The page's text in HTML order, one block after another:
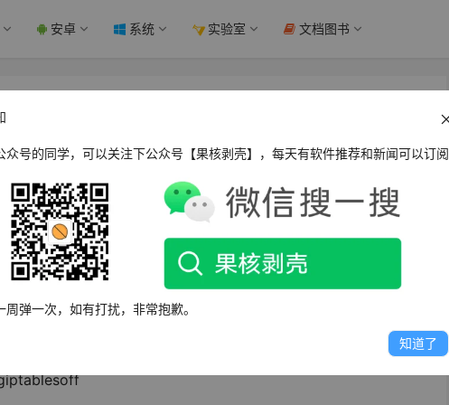
安卓 系统 实验室 文档图书
启动windows系统服务） - 果核剥壳
关闭命令:./nginx-sstop和./nginx-squit 刷新配置文件:./nginx-
,都要进行重新加载配置文件)
忽略的意思这里是忽略大小写。 杀死进程kill-9xxxx
众号的同学，可以关注下公众号【果核剥壳】，每天有软件推荐和新闻可以订阅
周弹一次，如有打扰，非常抱歉。
知道了